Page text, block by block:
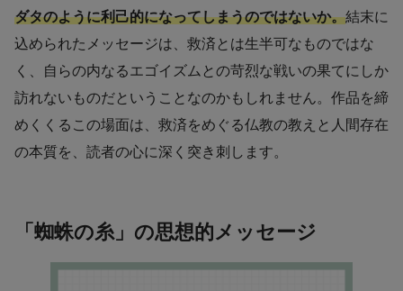
ダタのように利己的になってしまうのではないか。結末に
込められたメッセージは、救済とは生半可なものではな
く、自らの内なるエゴイズムとの苛烈な戦いの果てにしか
訪れないものだということなのかもしれません。作品を締
めくくるこの場面は、救済をめぐる仏教の教えと人間存在
の本質を、読者の心に深く突き刺します。
「蜘蛛の糸」の思想的メッセージ